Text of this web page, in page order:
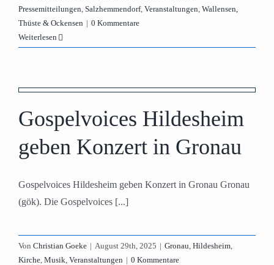
Pressemitteilungen, Salzhemmendorf, Veranstaltungen, Wallensen,
Thüste & Ockensen | 0 Kommentare
Weiterlesen
Gospelvoices Hildesheim
geben Konzert in Gronau
Gospelvoices Hildesheim geben Konzert in Gronau Gronau
(gök). Die Gospelvoices [...]
Von Christian Goeke | August 29th, 2025 | Gronau, Hildesheim,
Kirche, Musik, Veranstaltungen | 0 Kommentare